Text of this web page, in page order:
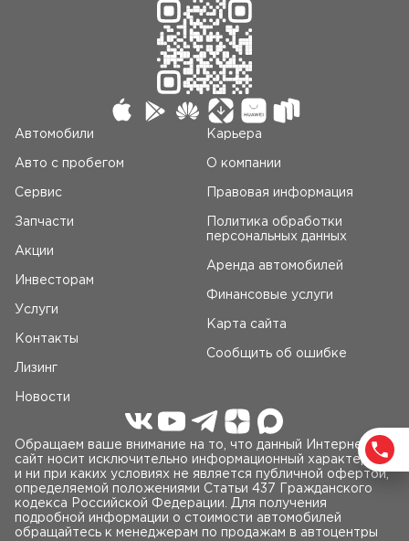
Автомобили
Авто c пробегом
Сервис
Запчасти
Акции
Инвесторам
Услуги
Контакты
Лизинг
Новости
Карьера
О компании
Правовая информация
Политика обработки
персональных данных
Аренда автомобилей
Финансовые услуги
Карта сайта
Сообщить об ошибке
Обращаем ваше внимание на то, что данный Интернет-
сайт носит исключительно информационный характер
и ни при каких условиях не является публичной офертой,
определяемой положениями Статьи 437 Гражданского
кодекса Российской Федерации. Для получения
подробной информации о стоимости автомобилей
обращайтесь к менеджерам по продажам в автоцентры